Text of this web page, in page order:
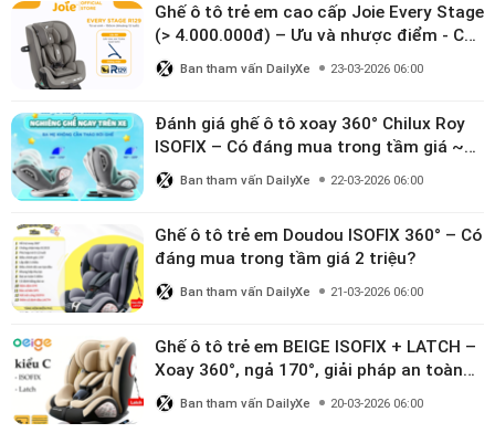
Ghế ô tô trẻ em cao cấp Joie Every Stage
(> 4.000.000đ) – Ưu và nhược điểm - Có
đáng đầu tư cho bé từ 0–12 tuổi?
Ban tham vấn DailyXe 23-03-2026 06:00
Đánh giá ghế ô tô xoay 360° Chilux Roy
ISOFIX – Có đáng mua trong tầm giá ~3
triệu
Ban tham vấn DailyXe 22-03-2026 06:00
Ghế ô tô trẻ em Doudou ISOFIX 360° – Có
đáng mua trong tầm giá 2 triệu?
Ban tham vấn DailyXe 21-03-2026 06:00
Ghế ô tô trẻ em BEIGE ISOFIX + LATCH –
Xoay 360°, ngả 170°, giải pháp an toàn
linh hoạt cho bé 0–10 tuổi
Ban tham vấn DailyXe 20-03-2026 06:00